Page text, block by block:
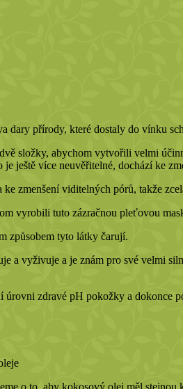
dary přírody, které dostaly do vínku
složky, abychom vytvořili velmi
je ještě více neuvěřitelné, dochází ke
zmenšení viditelných pórů, takže
vyrobili tuto zázračnou pleťovou
způsobem tyto látky čarují.
a vyživuje a je znám pro své velmi
úrovni zdravé pH pokožky a dokonce